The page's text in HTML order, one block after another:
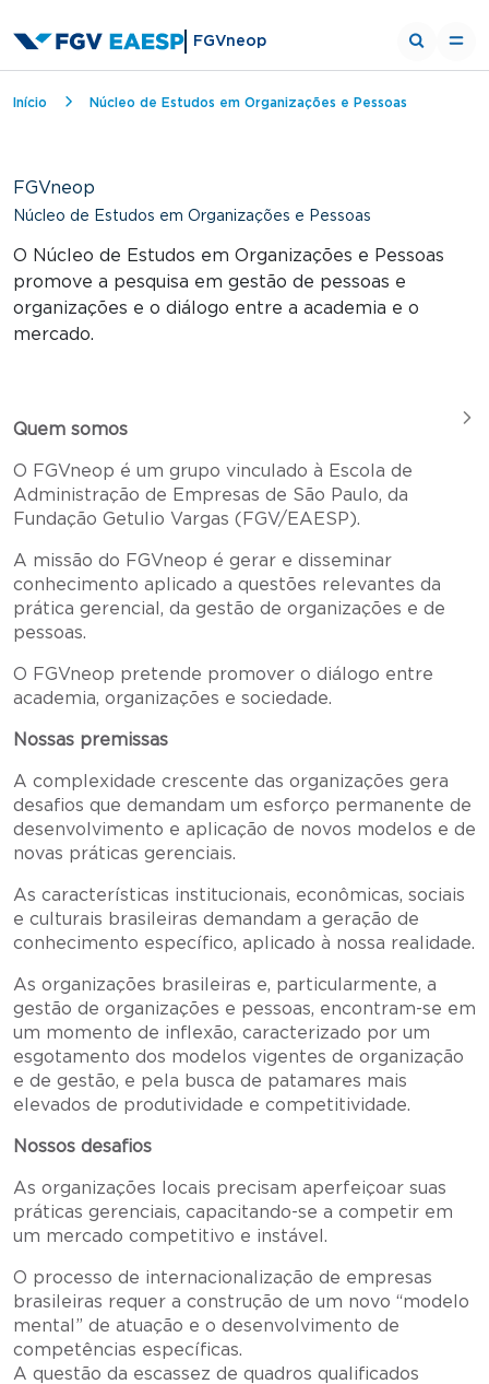
FGVneop
Trilha de navegação
Início Núcleo de Estudos em Organizações e Pessoas
FGVneop
Núcleo de Estudos em Organizações e Pessoas
O Núcleo de Estudos em Organizações e Pessoas
promove a pesquisa em gestão de pessoas e
organizações e o diálogo entre a academia e o
mercado.
Quem somos
O FGVneop é um grupo vinculado à Escola de
Administração de Empresas de São Paulo, da
Fundação Getulio Vargas (FGV/EAESP).
A missão do FGVneop é gerar e disseminar
conhecimento aplicado a questões relevantes da
prática gerencial, da gestão de organizações e de
pessoas.
O FGVneop pretende promover o diálogo entre
academia, organizações e sociedade.
Nossas premissas
A complexidade crescente das organizações gera
desafios que demandam um esforço permanente de
desenvolvimento e aplicação de novos modelos e de
novas práticas gerenciais.
As características institucionais, econômicas, sociais
e culturais brasileiras demandam a geração de
conhecimento específico, aplicado à nossa realidade.
As organizações brasileiras e, particularmente, a
gestão de organizações e pessoas, encontram-se em
um momento de inflexão, caracterizado por um
esgotamento dos modelos vigentes de organização
e de gestão, e pela busca de patamares mais
elevados de produtividade e competitividade.
Nossos desafios
As organizações locais precisam aperfeiçoar suas
práticas gerenciais, capacitando-se a competir em
um mercado competitivo e instável.
O processo de internacionalização de empresas
brasileiras requer a construção de um novo “modelo
mental” de atuação e o desenvolvimento de
competências específicas.
A questão da escassez de quadros qualificados